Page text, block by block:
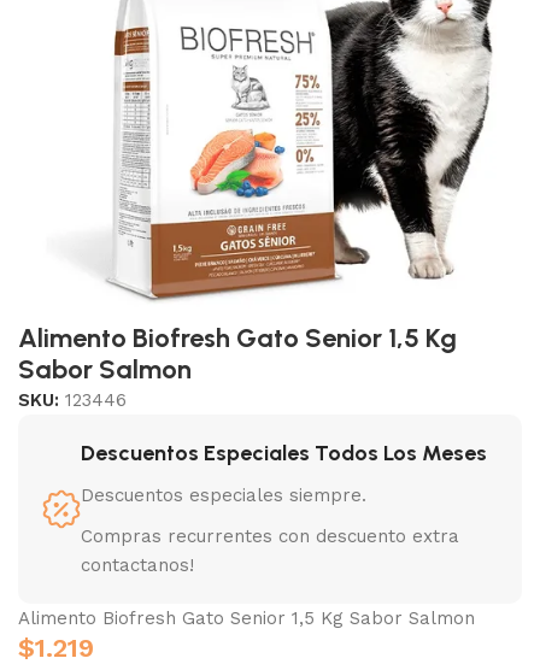
Alimento Biofresh Gato Senior 1,5 Kg
Sabor Salmon
SKU: 123446
Descuentos Especiales Todos Los Meses
Descuentos especiales siempre.
Compras recurrentes con descuento extra
contactanos!
Alimento Biofresh Gato Senior 1,5 Kg Sabor Salmon
$1.219